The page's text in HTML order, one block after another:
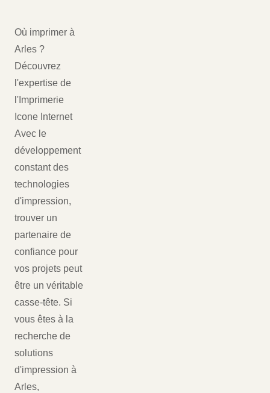
Où imprimer à
Arles ?
Découvrez
l'expertise de
l'Imprimerie
Icone Internet
Avec le
développement
constant des
technologies
d'impression,
trouver un
partenaire de
confiance pour
vos projets peut
être un véritable
casse-tête. Si
vous êtes à la
recherche de
solutions
d'impression à
Arles,